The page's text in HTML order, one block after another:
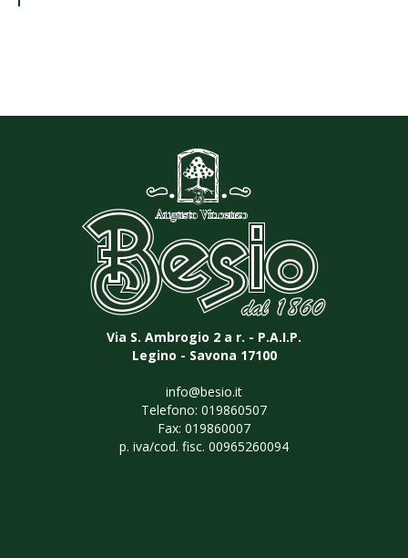
Via S. Ambrogio 2 a r. - P.A.I.P.
Legino - Savona 17100
info@besio.it
Telefono: 019860507
Fax: 019860007
p. iva/cod. fisc. 00965260094